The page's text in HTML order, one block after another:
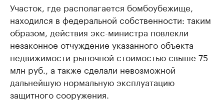
Участок, где располагается бомбоубежище,
находился в федеральной собственности: таким
образом, действия экс-министра повлекли
незаконное отчуждение указанного объекта
недвижимости рыночной стоимостью свыше 75
млн руб., а также сделали невозможной
дальнейшую нормальную эксплуатацию
защитного сооружения.